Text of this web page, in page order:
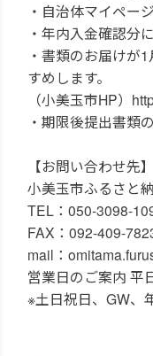
・自治体マイペー
・年内入金確認分
・書類のお届けが
すめします。
（小美玉市HP）
・期限後提出書類
【お問い合わせ先】
小美玉市ふるさと
TEL：050-3098-
FAX：092-409-
mail：
営業日のご案内 平
※土日祝日、GW、